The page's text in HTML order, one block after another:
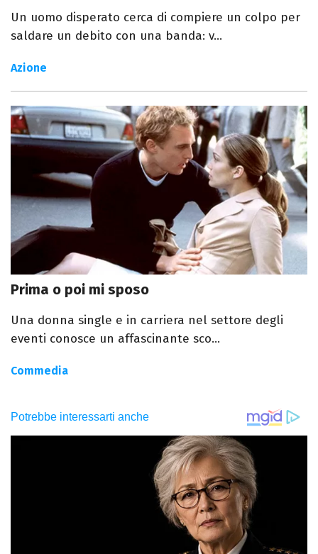
Un uomo disperato cerca di compiere un colpo per
saldare un debito con una banda: v...
Azione
Prima o poi mi sposo
Una donna single e in carriera nel settore degli
eventi conosce un affascinante sco...
Commedia